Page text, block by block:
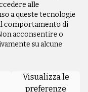
riservati |
Firenze |
alle
a queste tecnologie
comportamento di
acconsentire o
su alcune
Visualizza le
preferenze